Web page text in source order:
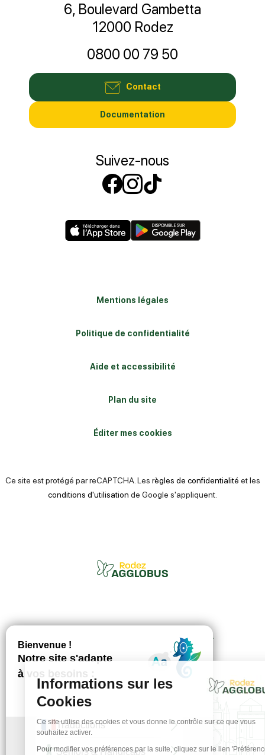
6, Boulevard Gambetta
12000 Rodez
0800 00 79 50
Contact
Documentation
Suivez-nous
Suivez-nous sur
Suivez-nous
Mentions légales
Politique de confidentialité
Aide et accessibilité
Plan du site
Éditer mes cookies
Ce site est protégé par reCAPTCHA. Les règles de confidentialité et les
conditions d'utilisation de Google s'appliquent.